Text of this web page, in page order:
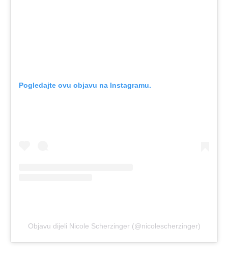
Pogledajte ovu objavu na Instagramu.
Objavu dijeli Nicole Scherzinger (@nicolescherzinger)